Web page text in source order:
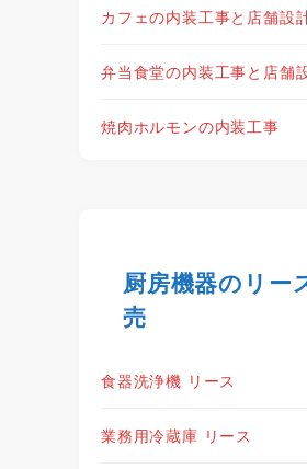
カフェの内装工事と店舗設
弁当食堂の内装工事と店舗
焼肉ホルモンの内装工事
厨房機器のリー
売
食器洗浄機 リース
業務用冷蔵庫 リース